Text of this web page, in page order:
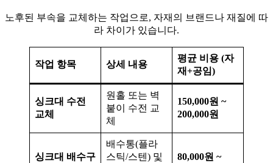
노후된 부속을 교체하는 작업으로, 자재의 브랜드나 재질에 따
라 차이가 있습니다.
작업 항목 상세 내용
평균 비용 (자
재+공임)
싱크대 수전
교체
원홀 또는 벽
붙이 수전 교
체
150,000원 ~
200,000원
싱크대 배수구
배수통(플라
스틱/스텐) 및
80,000원 ~